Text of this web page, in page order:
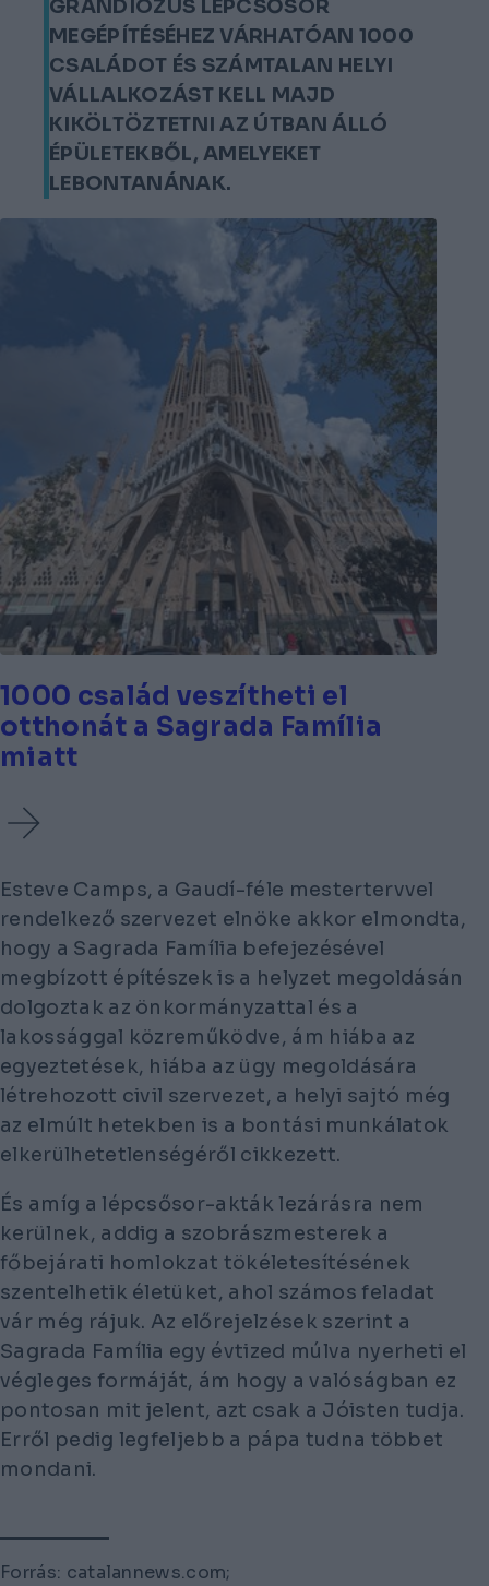
GRANDIÓZUS LÉPCSŐSOR
MEGÉPÍTÉSÉHEZ VÁRHATÓAN 1000
CSALÁDOT ÉS SZÁMTALAN HELYI
VÁLLALKOZÁST KELL MAJD
KIKÖLTÖZTETNI AZ ÚTBAN ÁLLÓ
ÉPÜLETEKBŐL, AMELYEKET
LEBONTANÁNAK.
1000 család veszítheti el
otthonát a Sagrada Família
miatt
Esteve Camps, a Gaudí-féle mestertervvel
rendelkező szervezet elnöke akkor elmondta,
hogy a Sagrada Família befejezésével
megbízott építészek is a helyzet megoldásán
dolgoztak az önkormányzattal és a
lakossággal közreműködve, ám hiába az
egyeztetések, hiába az ügy megoldására
létrehozott civil szervezet, a helyi sajtó még
az elmúlt hetekben is a bontási munkálatok
elkerülhetetlenségéről cikkezett.
És amíg a lépcsősor-akták lezárásra nem
kerülnek, addig a szobrászmesterek a
főbejárati homlokzat tökéletesítésének
szentelhetik életüket, ahol számos feladat
vár még rájuk. Az előrejelzések szerint a
Sagrada Família egy évtized múlva nyerheti el
végleges formáját, ám hogy a valóságban ez
pontosan mit jelent, azt csak a Jóisten tudja.
Erről pedig legfeljebb a pápa tudna többet
mondani.
Forrás: catalannews.com;